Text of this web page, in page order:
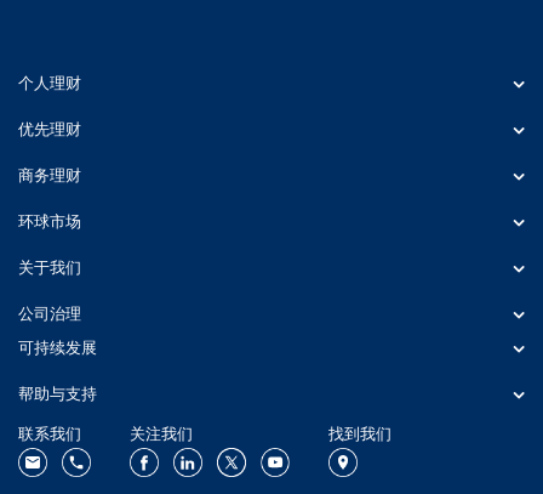
个人理财
优先理财
商务理财
环球市场
关于我们
公司治理
可持续发展
帮助与支持
联系我们
关注我们 找到我们